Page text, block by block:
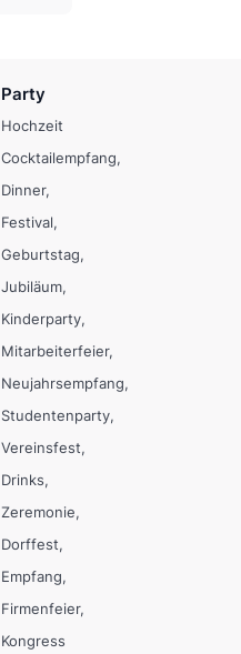
Party
Hochzeit
Cocktailempfang
Dinner
Festival
Geburtstag
Jubiläum
Kinderparty
Mitarbeiterfeier
Neujahrsempfang
Studentenparty
Vereinsfest
Drinks
Zeremonie
Dorffest
Empfang
Firmenfeier
Kongress